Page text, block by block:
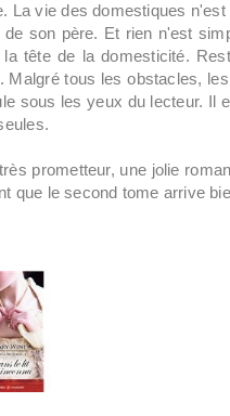
La vie des domestiques
de son père. Et rien n'est
tête de la domesticité.
Malgré tous les obstacles,
sous les yeux du lecteur. Il
prometteur, une jolie
que le second tome arrive